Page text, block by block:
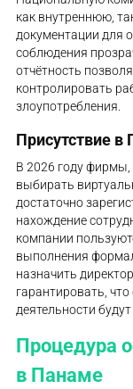
как внутреннюю,
документации для
соблюдения
отчётность
контролировать
злоупотребления.
Присутствие в
В 2026 году
выбирать
достаточно
нахождение
компании
выполнения
назначить
гарантировать,
деятельности
Процедура
в Панаме